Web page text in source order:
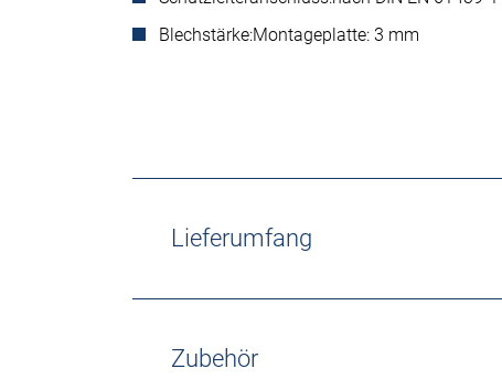
Blechstärke:Montageplatte: 3 mm
Lieferumfang
Zubehör